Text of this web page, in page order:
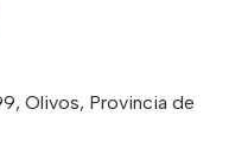
Olivos, Provincia de